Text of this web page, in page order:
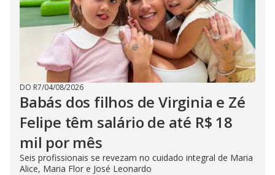
DO R7/04/08/2026
Babás dos filhos de Virginia e Zé
Felipe têm salário de até R$ 18
mil por mês
Seis profissionais se revezam no cuidado integral de Maria
Alice, Maria Flor e José Leonardo